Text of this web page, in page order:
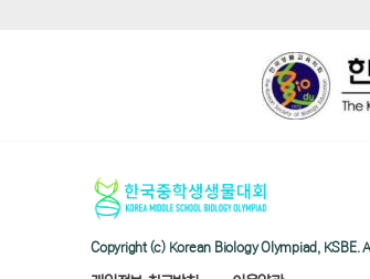
Copyright (c) Korean Biology Olympiad,